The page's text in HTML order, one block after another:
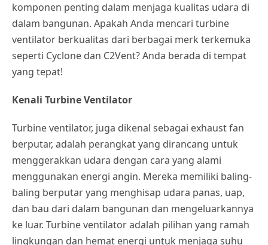
komponen penting dalam menjaga kualitas udara di
dalam bangunan. Apakah Anda mencari turbine
ventilator berkualitas dari berbagai merk terkemuka
seperti Cyclone dan C2Vent? Anda berada di tempat
yang tepat!
Kenali Turbine Ventilator
Turbine ventilator, juga dikenal sebagai exhaust fan
berputar, adalah perangkat yang dirancang untuk
menggerakkan udara dengan cara yang alami
menggunakan energi angin. Mereka memiliki baling-
baling berputar yang menghisap udara panas, uap,
dan bau dari dalam bangunan dan mengeluarkannya
ke luar. Turbine ventilator adalah pilihan yang ramah
lingkungan dan hemat energi untuk menjaga suhu